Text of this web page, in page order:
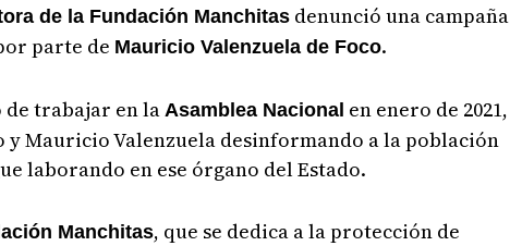
de la Fundación Manchitasdenunció una campaña
parte de Mauricio Valenzuela de Foco.
trabajar en la Asamblea Nacional en enero de 2021,
y Mauricio Valenzuela desinformando a la población
laborando en ese órgano del Estado.
Manchitas, que se dedica a la protección de